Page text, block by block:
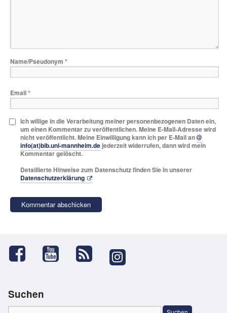
Name/Pseudonym *
Email*
Ich willige in die Verarbeitung meiner personenbezogenen Daten ein,
um einen Kommentar zu veröffentlichen. Meine E-Mail-Adresse wird
nicht veröffentlicht. Meine Einwilligung kann ich per E-Mail an
info(at)bib.uni-mannheim.de jederzeit widerrufen, dann wird mein
Kommentar gelöscht.
Detaillierte Hinweise zum Datenschutz finden Sie in unserer
Datenschutzerklärung
Suchen